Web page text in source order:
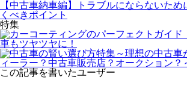
【中古車納車編】トラブルにならないた
くべきポイント
特集
この記事を書いたユーザー